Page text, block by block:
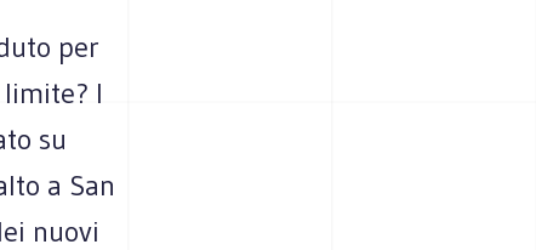
per
I
su
a San
nuovi